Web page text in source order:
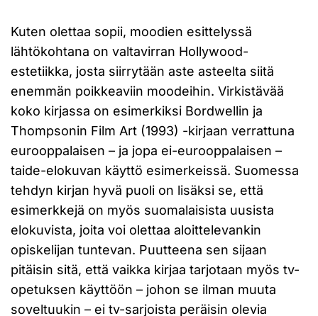
Kuten olettaa sopii, moodien esittelyssä
lähtökohtana on valtavirran Hollywood-
estetiikka, josta siirrytään aste asteelta siitä
enemmän poikkeaviin moodeihin. Virkistävää
koko kirjassa on esimerkiksi Bordwellin ja
Thompsonin Film Art (1993) -kirjaan verrattuna
eurooppalaisen – ja jopa ei-eurooppalaisen –
taide-elokuvan käyttö esimerkeissä. Suomessa
tehdyn kirjan hyvä puoli on lisäksi se, että
esimerkkejä on myös suomalaisista uusista
elokuvista, joita voi olettaa aloittelevankin
opiskelijan tuntevan. Puutteena sen sijaan
pitäisin sitä, että vaikka kirjaa tarjotaan myös tv-
opetuksen käyttöön – johon se ilman muuta
soveltuukin – ei tv-sarjoista peräisin olevia